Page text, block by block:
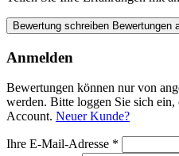
Bewertung schreiben Bewertungen
Anmelden
Bewertungen können nur von
werden. Bitte loggen Sie sich ein,
Account. Neuer Kunde?
Ihre E-Mail-Adresse *